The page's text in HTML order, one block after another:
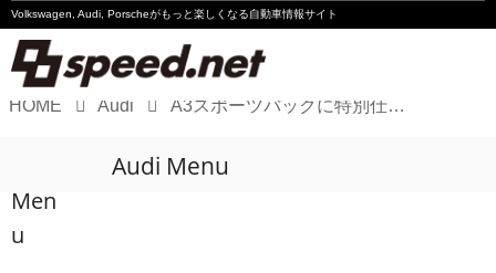
Volkswagen, Audi, Porscheがもっと楽しくなる自動車情報サイト
Audi
HOME Audi A3スポーツバックに特別仕様車
Men
u
Audi Menu